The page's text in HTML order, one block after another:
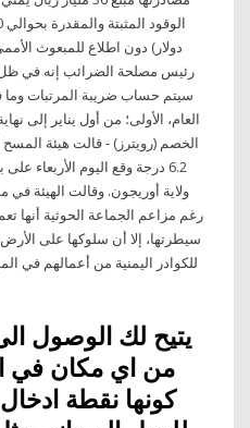
دولار) دون اطلاع للمبعوث
رئيس مصلحة الضرائب إنه في ظل
سيتم حساب ضريبة المرتبات وما
الخصم (رويترز) - قالت هيئة المسح
ولاية أوريجون. وقالت الهيئة في
رغم مزاعم الجماعة الحوثية أنها
سيطرتها، إلا أن سلوكها على الأرض
للكوادر اليمنية من أعمالهم في
يتيح لك الوصول
من اي مكان في
كونها نقطة